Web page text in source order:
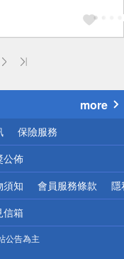
more
保險服務
公佈
須知 會員服務條款 隱
信箱
公告為主